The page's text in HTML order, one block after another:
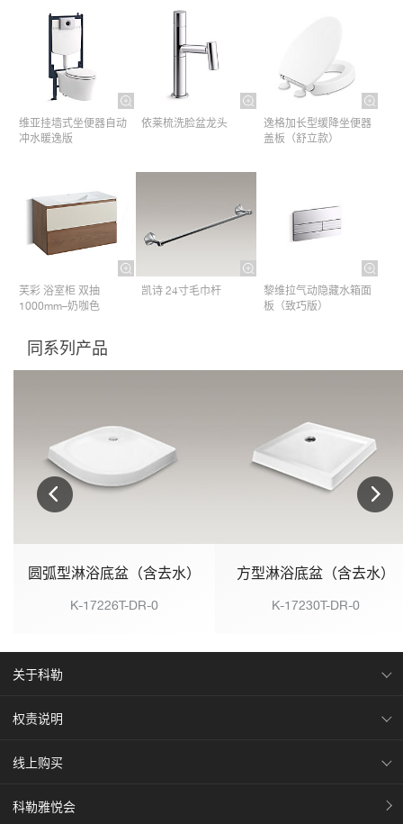
维亚挂墙式坐便器自动
冲水暖逸版
依莱梳洗脸盆龙头
逸格加长型缓降坐便器
盖板（舒立款）
芙彩 浴室柜 双抽
1000mm–奶咖色
凯诗 24寸毛巾杆​
黎维拉气动隐藏水箱面
板（致巧版）
同系列产品
圆弧型淋浴底盆（含去水）
K-17226T-DR-0
方型淋浴底盆（含去水）
K-17230T-DR-0
关于科勒
权责说明
线上购买
科勒雅悦会